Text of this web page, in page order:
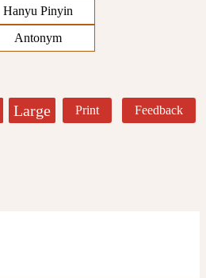
Hanyu Pinyin
Antonym
Large Print Feedback